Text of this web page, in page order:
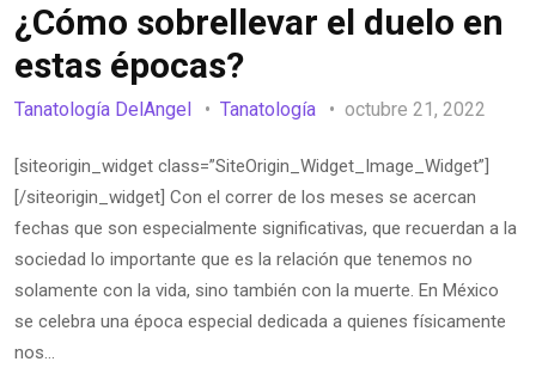
¿Cómo sobrellevar el duelo en
estas épocas?
Tanatología DelAngel Tanatología octubre 21, 2022
[siteorigin_widget class=”SiteOrigin_Widget_Image_Widget”]
[/siteorigin_widget] Con el correr de los meses se acercan
fechas que son especialmente significativas, que recuerdan a la
sociedad lo importante que es la relación que tenemos no
solamente con la vida, sino también con la muerte. En México
se celebra una época especial dedicada a quienes físicamente
nos…